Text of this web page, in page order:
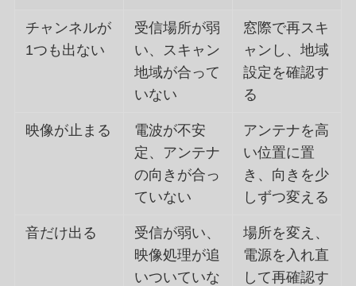
チャンネルが
1つも出ない
受信場所が弱
い、スキャン
地域が合って
いない
窓際で再スキ
ャンし、地域
設定を確認す
る
映像が止まる
電波が不安
定、アンテナ
の向きが合っ
ていない
アンテナを高
い位置に置
き、向きを少
しずつ変える
音だけ出る
受信が弱い、
映像処理が追
いついていな
場所を変え、
電源を入れ直
して再確認す